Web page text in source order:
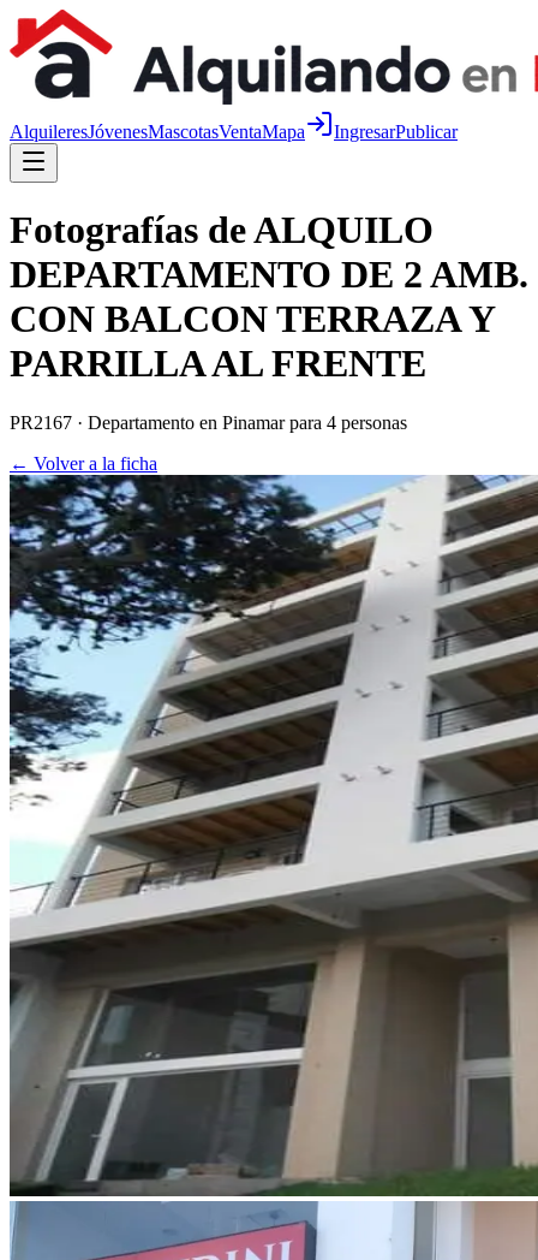
AlquileresJóvenesMascotasVentaMapa IngresarPublicar
Fotografías deALQUILO
DEPARTAMENTO DE 2 AMB.
CON BALCON TERRAZA Y
PARRILLA AL FRENTE
PR2167 · Departamento en Pinamarpara 4 personas
← Volver a la ficha